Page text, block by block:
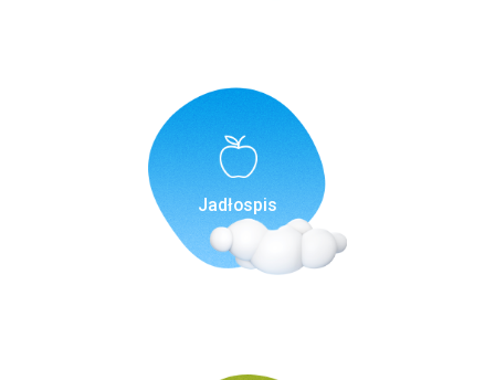
Jadłospis